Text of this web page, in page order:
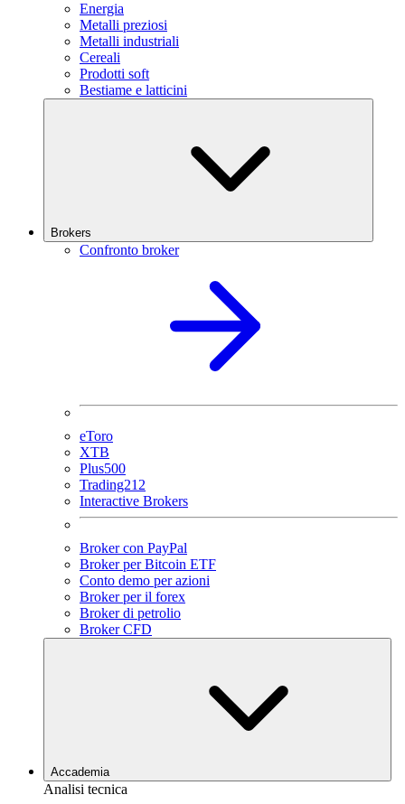
Energia
Metalli preziosi
Metalli industriali
Cereali
Prodotti soft
Bestiame e latticini
Brokers
Confronto broker
eToro
XTB
Plus500
Trading212
Interactive Brokers
Broker con PayPal
Broker per Bitcoin ETF
Conto demo per azioni
Broker per il forex
Broker di petrolio
Broker CFD
Accademia
Analisi tecnica